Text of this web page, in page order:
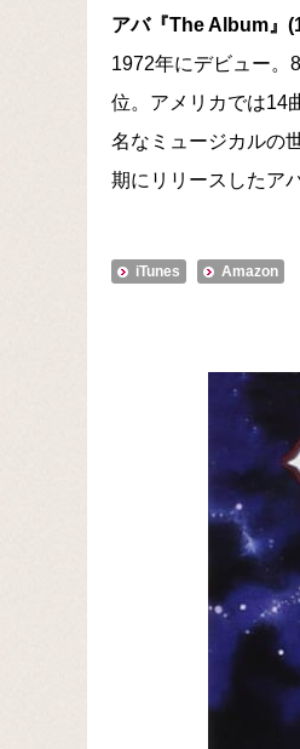
アバ『The Album』
1972年にデビュー。
位。アメリカでは14
名なミュージカルの
期にリリースしたア
iTunes Amazon